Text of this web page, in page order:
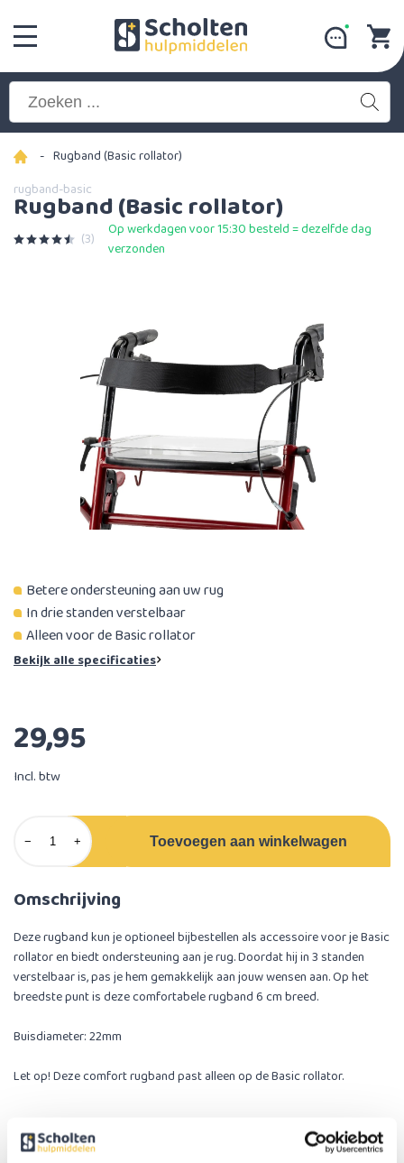
- Rugband (Basic rollator)
rugband-basic
Rugband (Basic rollator)
(3)
Op werkdagen voor 15:30 besteld = dezelfde dag
verzonden
Betere ondersteuning aan uw rug
In drie standen verstelbaar
Alleen voor de Basic rollator
Bekijk alle specificaties
29,95
Incl. btw
− + Toevoegen aan winkelwagen
Omschrijving
Deze rugband kun je optioneel bijbestellen als accessoire voor je Basic
rollator en biedt ondersteuning aan je rug. Doordat hij in 3 standen
verstelbaar is, pas je hem gemakkelijk aan jouw wensen aan. Op het
breedste punt is deze comfortabele rugband 6 cm breed.
Buisdiameter: 22mm
Let op! Deze comfort rugband past alleen op deBasic rollator.
Specificaties